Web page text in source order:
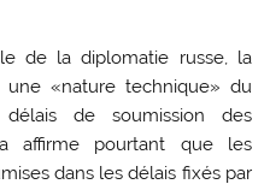
de la diplomatie russe, la
une «nature technique» du
de soumission des
affirme pourtant que les
dans les délais fixés par